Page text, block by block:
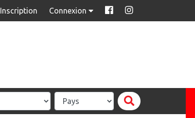
Inscription Connexion